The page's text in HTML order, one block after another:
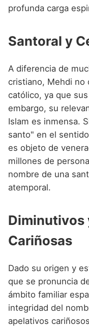
profunda carga
Santoral y
A diferencia de
cristiano, Mehdi no
católico, ya que
embargo, su
Islam es inmensa.
santo" en el
es objeto de
millones de
nombre de una
atemporal.
Diminutivos
Cariñosas
Dado su origen y
que se pronuncia
ámbito familiar
integridad del
apelativos